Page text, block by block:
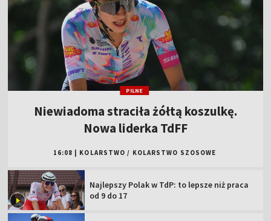
PILNE
Niewiadoma straciła żółtą koszulkę.
Nowa liderka TdFF
16:08 KOLARSTWO / KOLARSTWO SZOSOWE
Najlepszy Polak w TdP: to lepsze niż praca
od 9 do 17